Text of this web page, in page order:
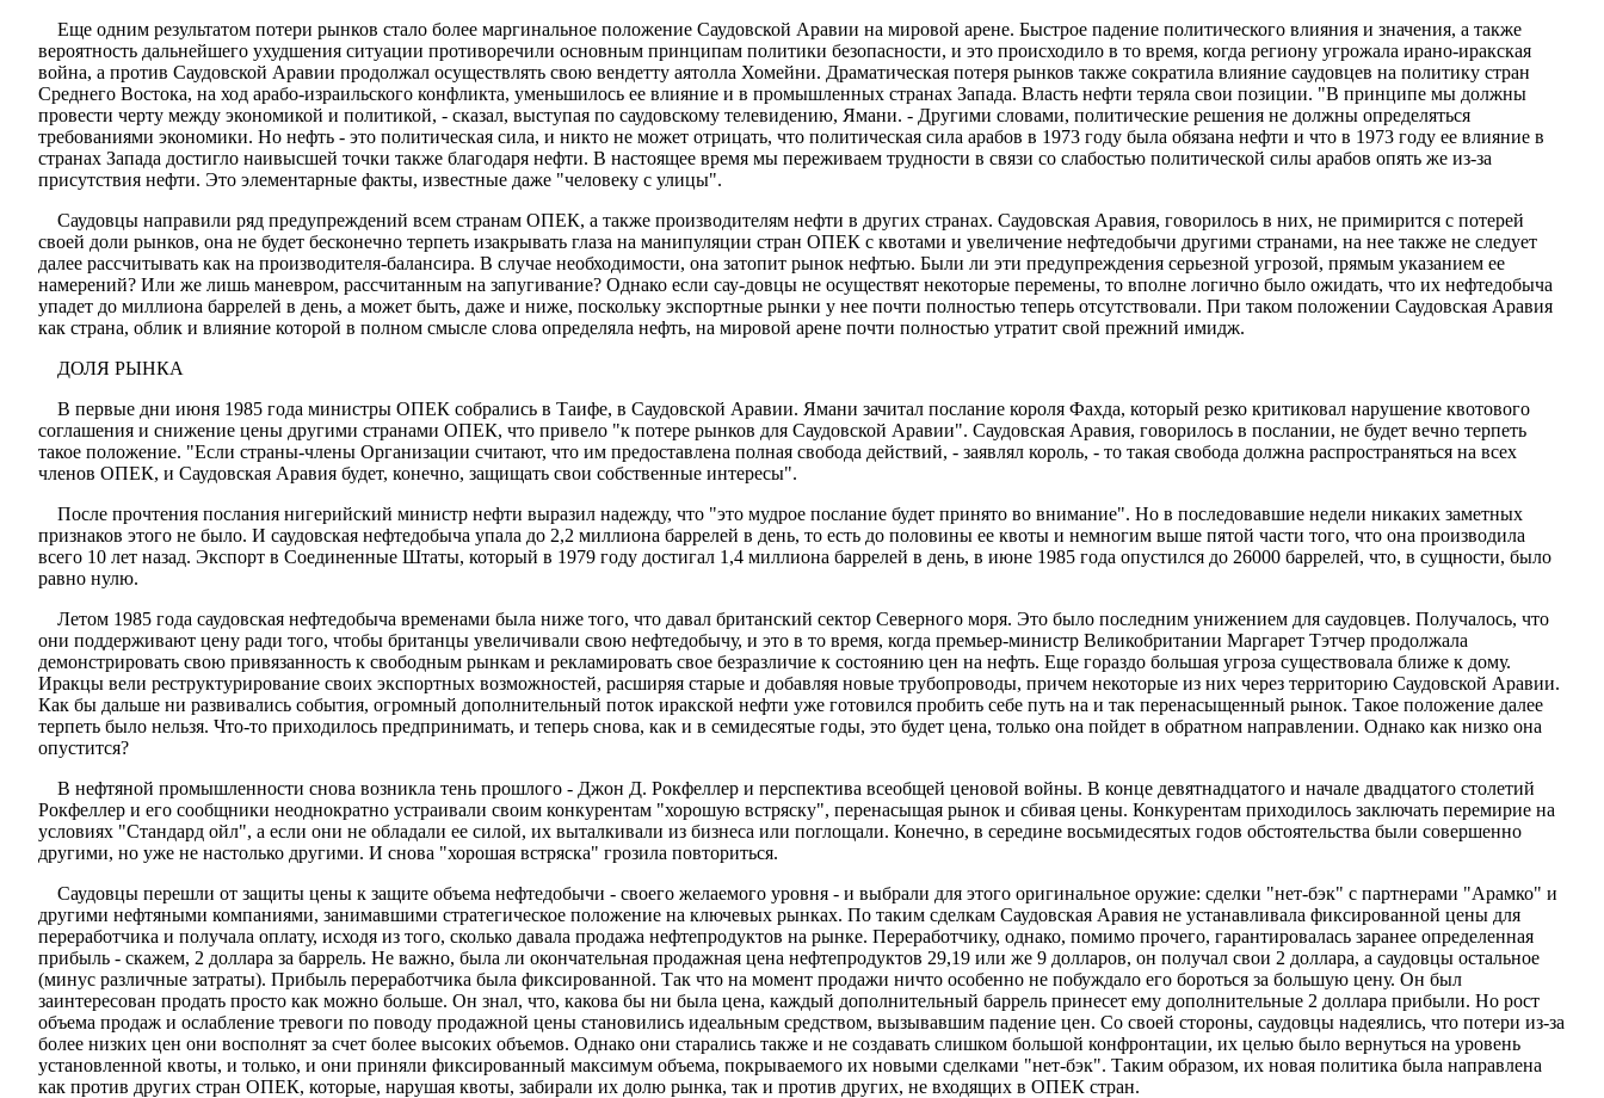
Еще одним результатом потери рынков стало более маргинальное положение Саудовской Аравии на мировой арене. Быстрое падение политического влияния и значения, а также
вероятность дальнейшего ухудшения ситуации противоречили основным принципам политики безопасности, и это происходило в то время, когда региону угрожала ирано-иракская
война, а против Саудовской Аравии продолжал осуществлять свою вендетту аятолла Хомейни. Драматическая потеря рынков также сократила влияние саудовцев на политику стран
Среднего Востока, на ход арабо-израильского конфликта, уменьшилось ее влияние и в промышленных странах Запада. Власть нефти теряла свои позиции. "В принципе мы должны
провести черту между экономикой и политикой, - сказал, выступая по саудовскому телевидению, Ямани. - Другими словами, политические решения не должны определяться
требованиями экономики. Но нефть - это политическая сила, и никто не может отрицать, что политическая сила арабов в 1973 году была обязана нефти и что в 1973 году ее влияние в
странах Запада достигло наивысшей точки также благодаря нефти. В настоящее время мы переживаем трудности в связи со слабостью политической силы арабов опять же из-за
присутствия нефти. Это элементарные факты, известные даже "человеку с улицы".
Саудовцы направили ряд предупреждений всем странам ОПЕК, а также производителям нефти в других странах. Саудовская Аравия, говорилось в них, не примирится с потерей
своей доли рынков, она не будет бесконечно терпеть изакрывать глаза на манипуляции стран ОПЕК с квотами и увеличение нефтедобычи другими странами, на нее также не следует
далее рассчитывать как на производителя-балансира. В случае необходимости, она затопит рынок нефтью. Были ли эти предупреждения серьезной угрозой, прямым указанием ее
намерений? Или же лишь маневром, рассчитанным на запугивание? Однако если сау-довцы не осуществят некоторые перемены, то вполне логично было ожидать, что их нефтедобыча
упадет до миллиона баррелей в день, а может быть, даже и ниже, поскольку экспортные рынки у нее почти полностью теперь отсутствовали. При таком положении Саудовская Аравия
как страна, облик и влияние которой в полном смысле слова определяла нефть, на мировой арене почти полностью утратит свой прежний имидж.
ДОЛЯ РЫНКА
В первые дни июня 1985 года министры ОПЕК собрались в Таифе, в Саудовской Аравии. Ямани зачитал послание короля Фахда, который резко критиковал нарушение квотового
соглашения и снижение цены другими странами ОПЕК, что привело "к потере рынков для Саудовской Аравии". Саудовская Аравия, говорилось в послании, не будет вечно терпеть
такое положение. "Если страны-члены Организации считают, что им предоставлена полная свобода действий, - заявлял король, - то такая свобода должна распространяться на всех
членов ОПЕК, и Саудовская Аравия будет, конечно, защищать свои собственные интересы".
После прочтения послания нигерийский министр нефти выразил надежду, что "это мудрое послание будет принято во внимание". Но в последовавшие недели никаких заметных
признаков этого не было. И саудовская нефтедобыча упала до 2,2 миллиона баррелей в день, то есть до половины ее квоты и немногим выше пятой части того, что она производила
всего 10 лет назад. Экспорт в Соединенные Штаты, который в 1979 году достигал 1,4 миллиона баррелей в день, в июне 1985 года опустился до 26000 баррелей, что, в сущности, было
равно нулю.
Летом 1985 года саудовская нефтедобыча временами была ниже того, что давал британский сектор Северного моря. Это было последним унижением для саудовцев. Получалось, что
они поддерживают цену ради того, чтобы британцы увеличивали свою нефтедобычу, и это в то время, когда премьер-министр Великобритании Маргарет Тэтчер продолжала
демонстрировать свою привязанность к свободным рынкам и рекламировать свое безразличие к состоянию цен на нефть. Еще гораздо большая угроза существовала ближе к дому.
Иракцы вели реструктурирование своих экспортных возможностей, расширяя старые и добавляя новые трубопроводы, причем некоторые из них через территорию Саудовской Аравии.
Как бы дальше ни развивались события, огромный дополнительный поток иракской нефти уже готовился пробить себе путь на и так перенасыщенный рынок. Такое положение далее
терпеть было нельзя. Что-то приходилось предпринимать, и теперь снова, как и в семидесятые годы, это будет цена, только она пойдет в обратном направлении. Однако как низко она
опустится?
В нефтяной промышленности снова возникла тень прошлого - Джон Д. Рокфеллер и перспектива всеобщей ценовой войны. В конце девятнадцатого и начале двадцатого столетий
Рокфеллер и его сообщники неоднократно устраивали своим конкурентам "хорошую встряску", перенасыщая рынок и сбивая цены. Конкурентам приходилось заключать перемирие на
условиях "Стандард ойл", а если они не обладали ее силой, их выталкивали из бизнеса или поглощали. Конечно, в середине восьмидесятых годов обстоятельства были совершенно
другими, но уже не настолько другими. И снова "хорошая встряска" грозила повториться.
Саудовцы перешли от защиты цены к защите объема нефтедобычи - своего желаемого уровня - и выбрали для этого оригинальное оружие: сделки "нет-бэк" с партнерами "Арамко" и
другими нефтяными компаниями, занимавшими стратегическое положение на ключевых рынках. По таким сделкам Саудовская Аравия не устанавливала фиксированной цены для
переработчика и получала оплату, исходя из того, сколько давала продажа нефтепродуктов на рынке. Переработчику, однако, помимо прочего, гарантировалась заранее определенная
прибыль - скажем, 2 доллара за баррель. Не важно, была ли окончательная продажная цена нефтепродуктов 29,19 или же 9 долларов, он получал свои 2 доллара, а саудовцы остальное
(минус различные затраты). Прибыль переработчика была фиксированной. Так что на момент продажи ничто особенно не побуждало его бороться за большую цену. Он был
заинтересован продать просто как можно больше. Он знал, что, какова бы ни была цена, каждый дополнительный баррель принесет ему дополнительные 2 доллара прибыли. Но рост
объема продаж и ослабление тревоги по поводу продажной цены становились идеальным средством, вызывавшим падение цен. Со своей стороны, саудовцы надеялись, что потери из-за
более низких цен они восполнят за счет более высоких объемов. Однако они старались также и не создавать слишком большой конфронтации, их целью было вернуться на уровень
установленной квоты, и только, и они приняли фиксированный максимум объема, покрываемого их новыми сделками "нет-бэк". Таким образом, их новая политика была направлена
как против других стран ОПЕК, которые, нарушая квоты, забирали их долю рынка, так и против других, не входящих в ОПЕК стран.